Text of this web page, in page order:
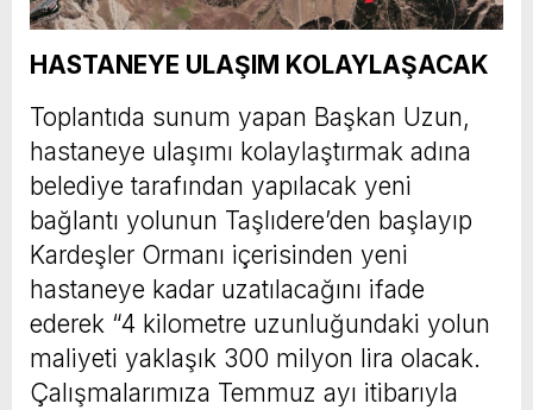
HASTANEYE ULAŞIM KOLAYLAŞACAK
Toplantıda sunum yapan Başkan Uzun,
hastaneye ulaşımı kolaylaştırmak adına
belediye tarafından yapılacak yeni
bağlantı yolunun Taşlıdere’den başlayıp
Kardeşler Ormanı içerisinden yeni
hastaneye kadar uzatılacağını ifade
ederek “4 kilometre uzunluğundaki yolun
maliyeti yaklaşık 300 milyon lira olacak.
Çalışmalarımıza Temmuz ayı itibarıyla